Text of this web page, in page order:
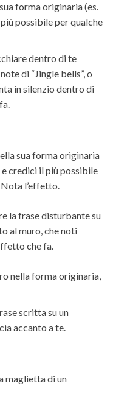
forma originaria (es.
possibile per qualche
dentro di te
di “Jingle bells”, o
in silenzio dentro di
sua forma originaria
credici il più possibile
l’effetto.
la frase disturbante su
al muro, che noti
che fa.
nella forma originaria,
scritta su un
accanto a te.
maglietta di un